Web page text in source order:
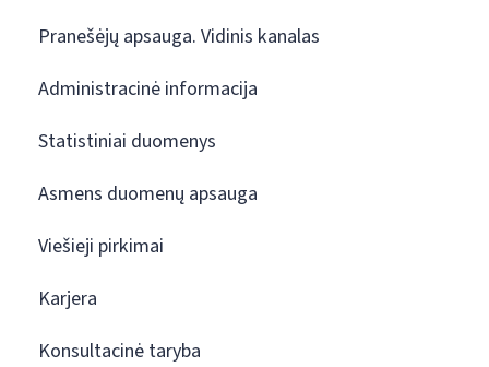
Pranešėjų apsauga. Vidinis kanalas
Administracinė informacija
Statistiniai duomenys
Asmens duomenų apsauga
Viešieji pirkimai
Karjera
Konsultacinė taryba